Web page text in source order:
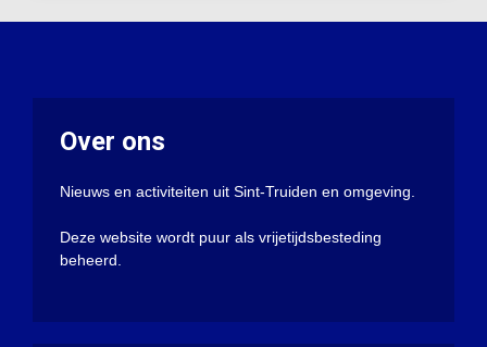
Over ons
Nieuws en activiteiten uit Sint-Truiden en omgeving.
Deze website wordt puur als vrijetijdsbesteding
beheerd.